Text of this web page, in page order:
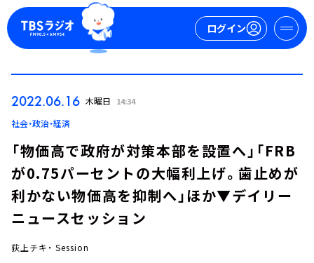
ログイン
今日の番組表
2022.06.16 木曜日 14:34
社会・政治・経済
「物価高で政府が対策本部を設置へ」「FRB
が0.75パーセントの大幅利上げ。歯止めが
利かない物価高を抑制へ」ほか▼デイリー
ニュースセッション
荻上チキ・ Session